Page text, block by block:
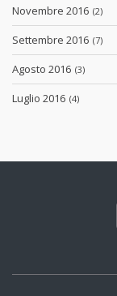
Novembre 2016 (2)
Settembre 2016 (7)
Agosto 2016 (3)
Luglio 2016 (4)